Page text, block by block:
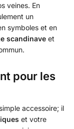
veines. En
un
symboles et en
scandinave et
pour les
accessoire; il
et votre